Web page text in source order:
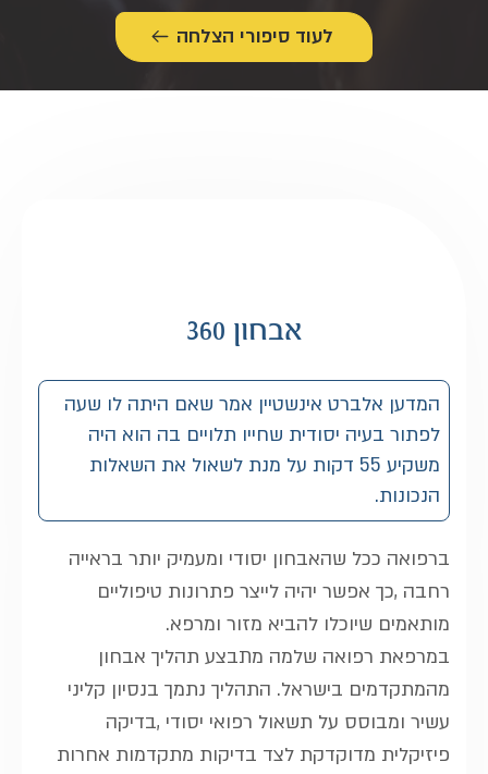
לעוד סיפורי הצלחה
אבחון 360
המדען אלברט אינשטיין אמר שאם היתה לו שעה
לפתור בעיה יסודית שחייו תלויים בה הוא היה
משקיע 55 דקות על מנת לשאול את השאלות
הנכונות.
ברפואה ככל שהאבחון יסודי ומעמיק יותר בראייה
רחבה ,כך אפשר יהיה לייצר פתרונות טיפוליים
מותאמים שיוכלו להביא מזור ומרפא.
במרפאת רפואה שלמה מתבצע תהליך אבחון
מהמתקדמים בישראל. התהליך נתמך בנסיון קליני
עשיר ומבוסס על תשאול רפואי יסודי ,בדיקה
פיזיקלית מדוקדקת לצד בדיקות מתקדמות אחרות